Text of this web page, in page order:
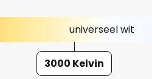
universeel wit
3000 Kelvin